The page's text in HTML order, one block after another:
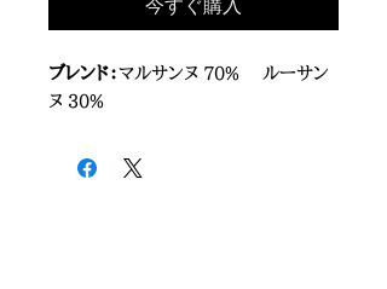
今すぐ購入
ブレンド：マルサンヌ 70% ルーサン
ヌ 30%